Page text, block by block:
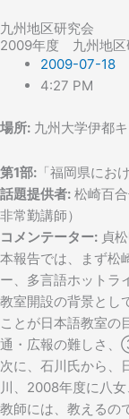
九州地区研究会
2009年度 九州地区
2009-07-18
4:27 PM
場所: 九州大学伊都
第1部: 「福岡県に
話題提供者: 松崎百
非常勤講師）
コメンテーター: 貞
本報告では、まず松
ー、多言語ホットラ
教室開設の背景とし
ことが日本語教室
通・広報の難しさ、
次に、石川氏から、
川、2008年度に八
教師には、教えるの